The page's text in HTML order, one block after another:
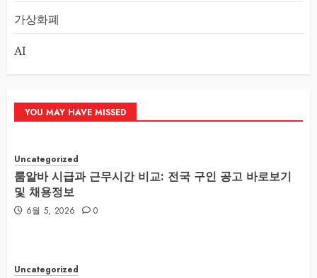
가상화폐
AI
YOU MAY HAVE MISSED
Uncategorized
룸알바 시급과 근무시간 비교: 전국 구인 공고 바로보기
및 채용정보
6월 5, 2026 0
Uncategorized